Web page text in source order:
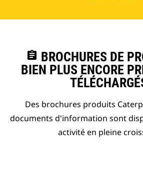
assignment BROCHURES DE
BIEN PLUS ENCORE
Des brochures produits
documents d'information sont
activité en pleine